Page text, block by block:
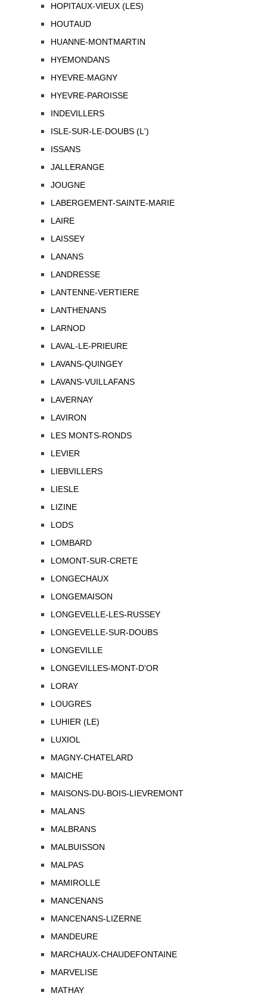
HOPITAUX-VIEUX (LES)
HOUTAUD
HUANNE-MONTMARTIN
HYEMONDANS
HYEVRE-MAGNY
HYEVRE-PAROISSE
INDEVILLERS
ISLE-SUR-LE-DOUBS (L')
ISSANS
JALLERANGE
JOUGNE
LABERGEMENT-SAINTE-MARIE
LAIRE
LAISSEY
LANANS
LANDRESSE
LANTENNE-VERTIERE
LANTHENANS
LARNOD
LAVAL-LE-PRIEURE
LAVANS-QUINGEY
LAVANS-VUILLAFANS
LAVERNAY
LAVIRON
LES MONTS-RONDS
LEVIER
LIEBVILLERS
LIESLE
LIZINE
LODS
LOMBARD
LOMONT-SUR-CRETE
LONGECHAUX
LONGEMAISON
LONGEVELLE-LES-RUSSEY
LONGEVELLE-SUR-DOUBS
LONGEVILLE
LONGEVILLES-MONT-D'OR
LORAY
LOUGRES
LUHIER (LE)
LUXIOL
MAGNY-CHATELARD
MAICHE
MAISONS-DU-BOIS-LIEVREMONT
MALANS
MALBRANS
MALBUISSON
MALPAS
MAMIROLLE
MANCENANS
MANCENANS-LIZERNE
MANDEURE
MARCHAUX-CHAUDEFONTAINE
MARVELISE
MATHAY